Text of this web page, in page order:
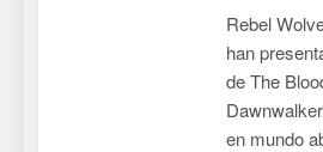
Rebel
han
de The
en mundo